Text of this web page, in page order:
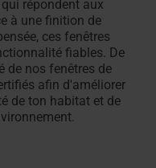
répondent aux
à une finition de
ces fenêtres
fiables. De
de nos fenêtres de
afin d'améliorer
de ton habitat et de